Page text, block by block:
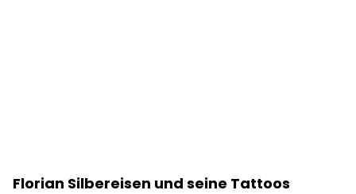
Florian Silbereisen und seine Tattoos